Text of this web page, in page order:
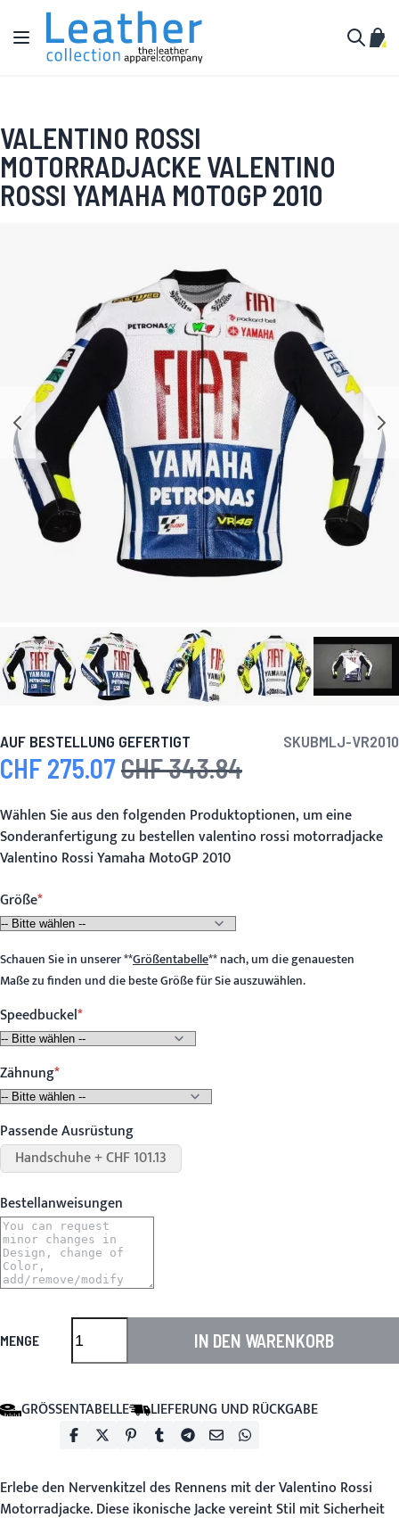
Zum Inhalt springen
Navigation umschalten
VALENTINO ROSSI
MOTORRADJACKE VALENTINO
ROSSI YAMAHA MOTOGP 2010
AUF BESTELLUNG GEFERTIGT SKUBMLJ-VR2010
Sonderpreis
CHF 275.07 Regulärer Preis
CHF 343.84
Wählen Sie aus den folgenden Produktoptionen, um eine
Sonderanfertigung zu bestellen valentino rossi motorradjacke
Valentino Rossi Yamaha MotoGP 2010
Größe
Schauen Sie in unserer**Größentabelle**nach, um die genauesten
Maße zu finden und die beste Größe für Sie auszuwählen.
Speedbuckel
Zähnung
Passende Ausrüstung
Handschuhe + CHF 101.13
Bestellanweisungen
MENGE IN DEN WARENKORB
GRÖSSENTABELLE LIEFERUNG UND RÜCKGABE
Erlebe den Nervenkitzel des Rennens mit derValentino Rossi
Motorradjacke. Diese ikonische Jacke vereint Stil mit Sicherheit